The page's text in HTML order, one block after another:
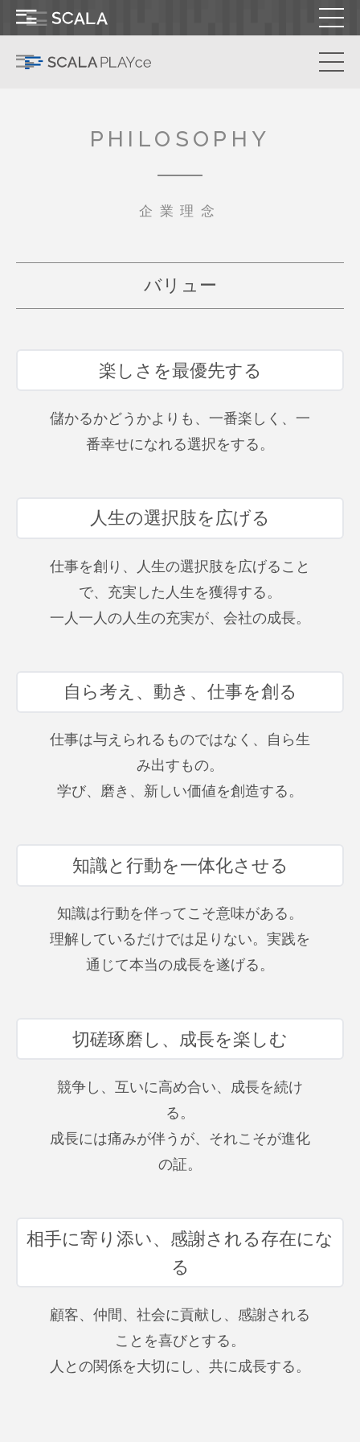
PHILOSOPHY
企業理念
バリュー
楽しさを最優先する
儲かるかどうかよりも、一番楽しく、一
番幸せになれる選択をする。
人生の選択肢を広げる
仕事を創り、人生の選択肢を広げること
で、充実した人生を獲得する。
一人一人の人生の充実が、会社の成長。
自ら考え、動き、仕事を創る
仕事は与えられるものではなく、自ら生
み出すもの。
学び、磨き、新しい価値を創造する。
知識と行動を一体化させる
知識は行動を伴ってこそ意味がある。
理解しているだけでは足りない。実践を
通じて本当の成長を遂げる。
切磋琢磨し、成長を楽しむ
競争し、互いに高め合い、成長を続け
る。
成長には痛みが伴うが、それこそが進化
の証。
相手に寄り添い、感謝される存在にな
る
顧客、仲間、社会に貢献し、感謝される
ことを喜びとする。
人との関係を大切にし、共に成長する。